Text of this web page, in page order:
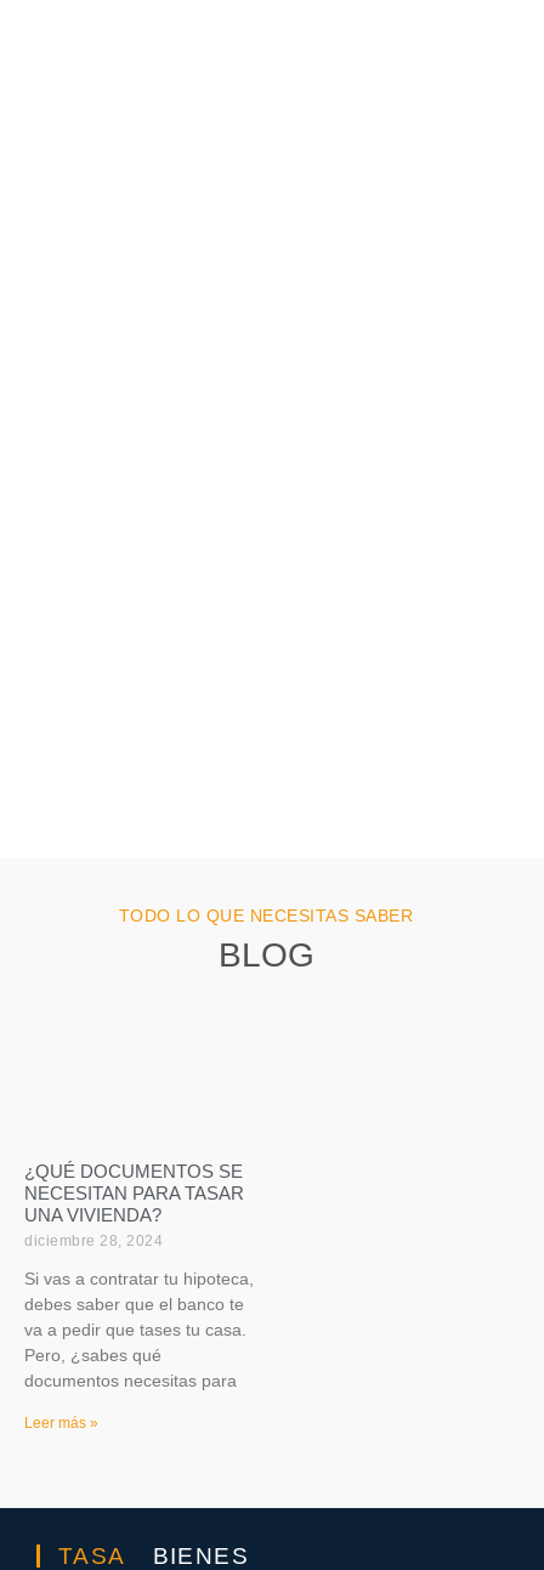
TODO LO QUE NECESITAS SABER
BLOG
¿QUÉ DOCUMENTOS SE
NECESITAN PARA TASAR
UNA VIVIENDA?
diciembre 28, 2024
Si vas a contratar tu hipoteca,
debes saber que el banco te
va a pedir que tases tu casa.
Pero, ¿sabes qué
documentos necesitas para
Leer más »
TASA BIENES